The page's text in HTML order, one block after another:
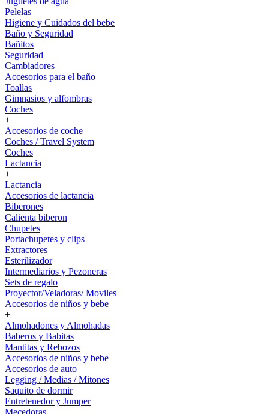
Pelelas
Higiene y Cuidados del bebe
Baño y Seguridad
Bañitos
Seguridad
Cambiadores
Accesorios para el baño
Toallas
Gimnasios y alfombras
Coches
+
Accesorios de coche
Coches / Travel System
Coches
Lactancia
+
Lactancia
Accesorios de lactancia
Biberones
Calienta biberon
Chupetes
Portachupetes y clips
Extractores
Esterilizador
Intermediarios y Pezoneras
Sets de regalo
Proyector/Veladoras/ Moviles
Accesorios de niños y bebe
+
Almohadones y Almohadas
Baberos y Babitas
Mantitas y Rebozos
Accesorios de niños y bebe
Accesorios de auto
Legging / Medias / Mitones
Saquito de dormir
Entretenedor y Jumper
Mecedoras